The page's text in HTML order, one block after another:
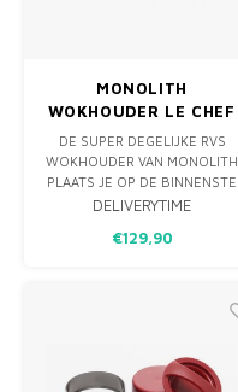
MONOLITH
WOKHOUDER LE CHEF
55CM
DE SUPER DEGELIJKE RVS
WOKHOUDER VAN MONOLITH
PLAATS JE OP DE BINNENSTE
VUURING, IN PLAATS VAN EEN
MONOLITH WOK OP DE
DELIVERYTIME
€129,90